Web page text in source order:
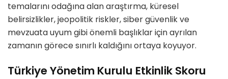
temalarını odağına alan araştırma, küresel
belirsizlikler, jeopolitik riskler, siber güvenlik ve
mevzuata uyum gibi önemli başlıklar için ayrılan
zamanın görece sınırlı kaldığını ortaya koyuyor.
Türkiye Yönetim Kurulu Etkinlik Skoru